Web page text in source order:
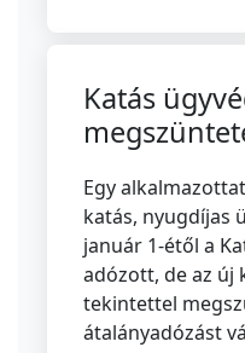
Katás
Egy
katás, nyugdíjas
január 1-étől a
adózott, de az új
tekintettel
átalányadózást